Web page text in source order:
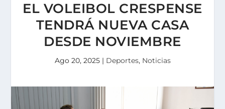
EL VOLEIBOL CRESPENSE
TENDRÁ NUEVA CASA
DESDE NOVIEMBRE
Ago 20, 2025| Deportes, Noticias